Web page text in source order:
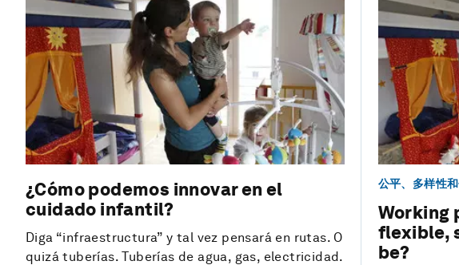
¿Cómo podemos innovar en el
cuidado infantil?
Diga “infraestructura” y tal vez pensará en rutas. O
quizá tuberías. Tuberías de agua, gas, electricidad.
公平、多样性
Working
flexible,
be?